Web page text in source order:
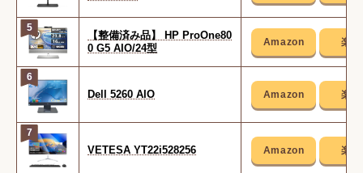
5
【整備済み品】 HP ProOne80
0 G5 AIO/24型
6
Dell 5260 AIO
7
VETESA YT22i528256